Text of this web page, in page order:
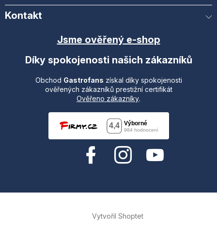
Kontakt
Jsme ověřený e-shop
Díky spokojenosti našich zákazníků
Obchod Gastrofans získal díky spokojenosti
ověřených zákazníků prestižní certifikát
Ověřeno zákazníky.
Vytvořil Shoptet